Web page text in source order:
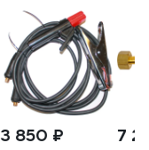
3 850 ₽ 7